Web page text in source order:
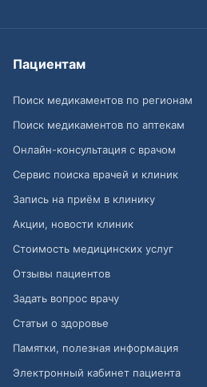
Пациентам
Поиск медикаментов по регионам
Поиск медикаментов по аптекам
Онлайн-консультация с врачом
Сервис поиска врачей и клиник
Запись на приём в клинику
Акции, новости клиник
Стоимость медицинских услуг
Отзывы пациентов
Задать вопрос врачу
Статьи о здоровье
Памятки, полезная информация
Электронный кабинет пациента